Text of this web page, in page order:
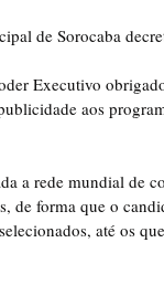
de Sorocaba
Executivo
aos
a rede mundial de
de forma que o
até os